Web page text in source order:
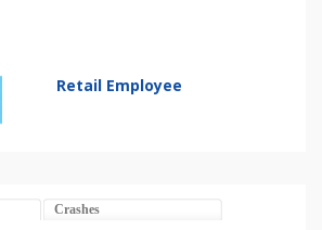
Retail Employee
Crashes